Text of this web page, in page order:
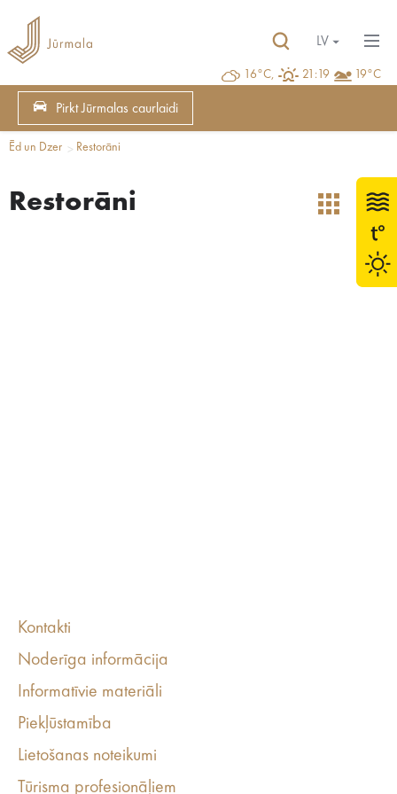
16°C, 21:19 19°C
LV
Pirkt Jūrmalas caurlaidi
Ēd un Dzer Restorāni
Restorāni
Kontakti
Noderīga informācija
Informatīvie materiāli
Piekļūstamība
Lietošanas noteikumi
Tūrisma profesionāļiem